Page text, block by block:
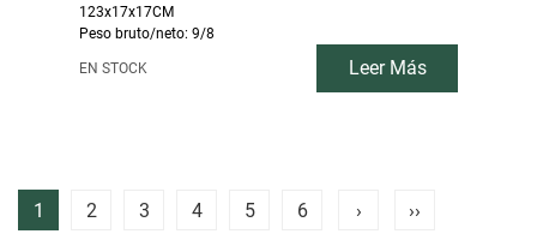
123x17x17CM
Peso bruto/neto: 9/8
EN STOCK Leer Más
1 2 3 4 5 6 › ››